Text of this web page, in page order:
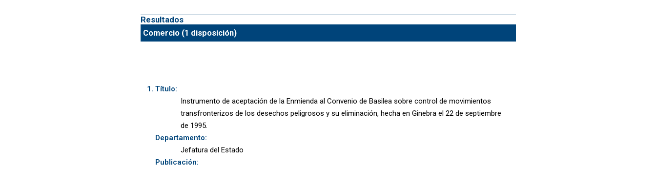
Resultados
Comercio (1 disposición)
Título:
Instrumento de aceptación de la Enmienda al Convenio de Basilea sobre control de movimientos
transfronterizos de los desechos peligrosos y su eliminación, hecha en Ginebra el 22 de septiembre
de 1995.
Departamento:
Jefatura del Estado
Publicación: